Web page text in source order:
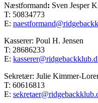
Næstformand: Sven Jesper
T: 50834773
E:
Kasserer: Poul H. Jensen
T: 28686233
E:
Sekretær: Julie Kimmer-
T: 60616813
E: